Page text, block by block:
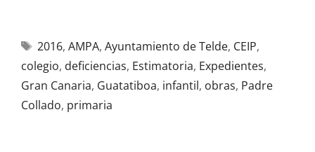
2016, AMPA, Ayuntamiento de Telde, CEIP,
colegio, deficiencias, Estimatoria, Expedientes,
Gran Canaria, Guatatiboa, infantil, obras, Padre
Collado, primaria